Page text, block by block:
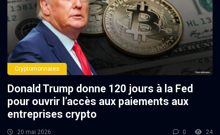
Cryptomonnaies
Donald Trump donne 120 jours à la Fed
pour ouvrir l’accès aux paiements aux
entreprises crypto
20 mai 2026 0 24